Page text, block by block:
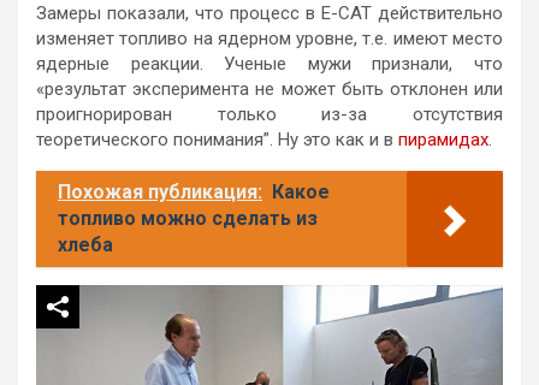
Замеры показали, что процесс в Е-САТ действительно
изменяет топливо на ядерном уровне, т.е. имеют место
ядерные реакции. Ученые мужи признали, что
«результат эксперимента не может быть отклонен или
проигнорирован только из-за отсутствия
теоретического понимания”. Ну это как и в пирамидах.
Похожая публикация: Какое
топливо можно сделать из
хлеба